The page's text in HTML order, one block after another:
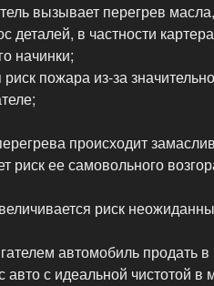
вызывает перегрев
деталей, в частности
начинки;
риск пожара из-за
происходит
риск ее самовольного
риск
автомобиль продать
с идеальной чистотой в